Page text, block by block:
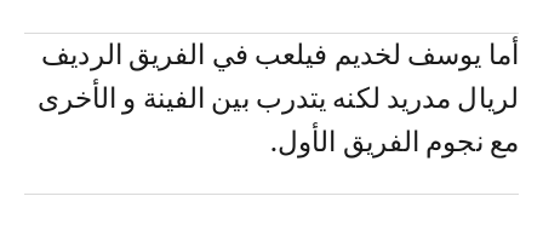
أما يوسف لخديم فيلعب في الفريق الرديف
لريال مدريد لكنه يتدرب بين الفينة و الأخرى
مع نجوم الفريق الأول.